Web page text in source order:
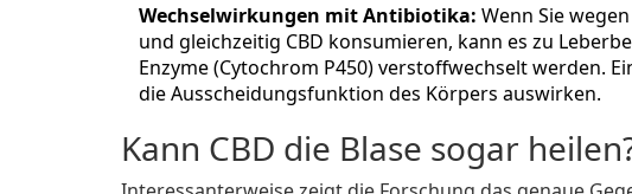
Wechselwirkungen mit Antibiotika: Wenn Sie
und gleichzeitig CBD konsumieren, kann es zu
Enzyme (Cytochrom P450) verstoffwechselt werden.
die Ausscheidungsfunktion des Körpers auswirken.
Kann CBD die Blase sogar